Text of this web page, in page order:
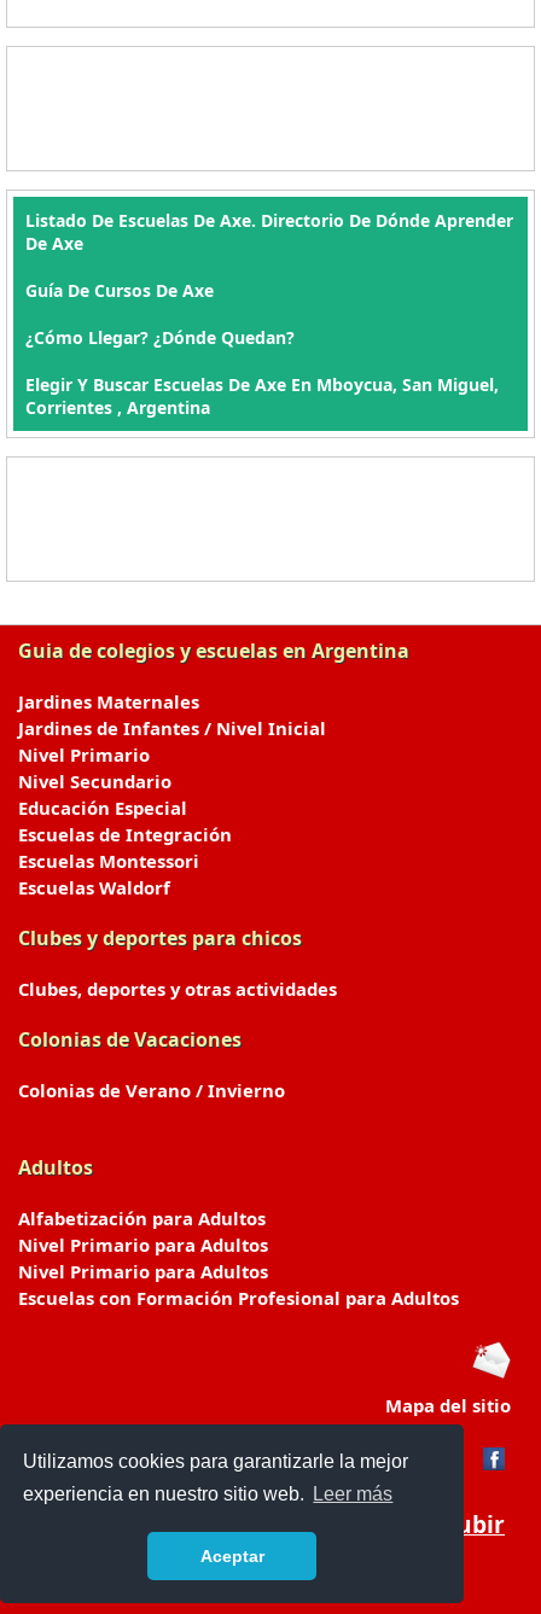
Utilizamos cookies para garantizarle la mejor
experiencia en nuestro sitio web.
Leer más
Aceptar
Listado De Escuelas De Axe. Directorio De Dónde Aprender
De Axe
Guía De Cursos De Axe
¿Cómo Llegar? ¿Dónde Quedan?
Elegir Y Buscar Escuelas De Axe En Mboycua, San Miguel,
Corrientes , Argentina
Guia de colegios y escuelas en Argentina
Jardines Maternales
Jardines de Infantes / Nivel Inicial
Nivel Primario
Nivel Secundario
Educación Especial
Escuelas de Integración
Escuelas Montessori
Escuelas Waldorf
Clubes y deportes para chicos
Clubes, deportes y otras actividades
Colonias de Vacaciones
Colonias de Verano / Invierno
Adultos
Alfabetización para Adultos
Nivel Primario para Adultos
Nivel Primario para Adultos
Escuelas con Formación Profesional para Adultos
Mapa del sitio
Subir